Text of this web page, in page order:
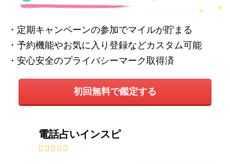
・定期キャンペーンの参加でマイルが貯まる
・予約機能やお気に入り登録などカスタム可能
・安心安全のプライバシーマーク取得済
初回無料で鑑定する
電話占いインスピ